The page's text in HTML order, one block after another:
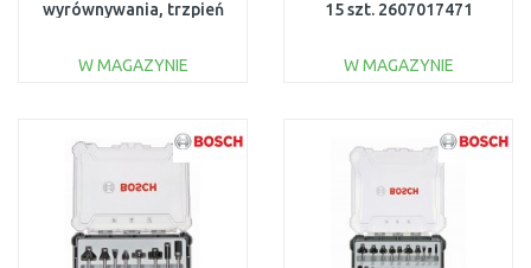
wyrównywania, trzpień
W MAGAZYNIE
Do porównania
15 szt. 2607017471
W MAGAZYNIE
Do porównania